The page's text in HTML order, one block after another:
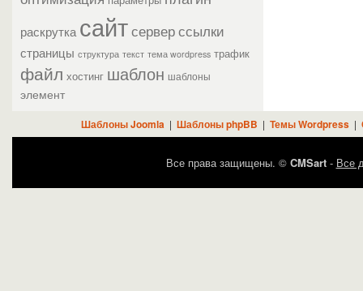
раскрутка сайтсерверссылки
страницы структура текст тема wordpress трафик
файл хостинг шаблон шаблоны
элемент
Шаблоны Joomla | Шаблоны phpBB | Темы Wordpress|
Все права защищены. © CMSart- Все